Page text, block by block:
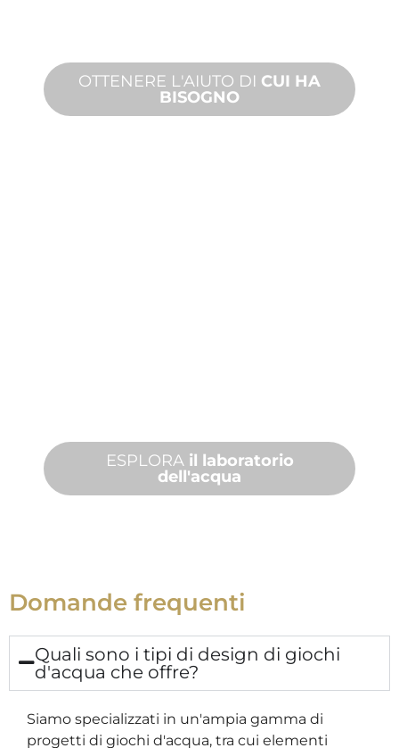
OTTENERE L'AIUTO DI CUI HA
BISOGNO
ESPLORA il laboratorio
dell'acqua
Domande frequenti
Quali sono i tipi di design di giochi
d'acqua che offre?
Siamo specializzati in un'ampia gamma di
progetti di giochi d'acqua, tra cui elementi